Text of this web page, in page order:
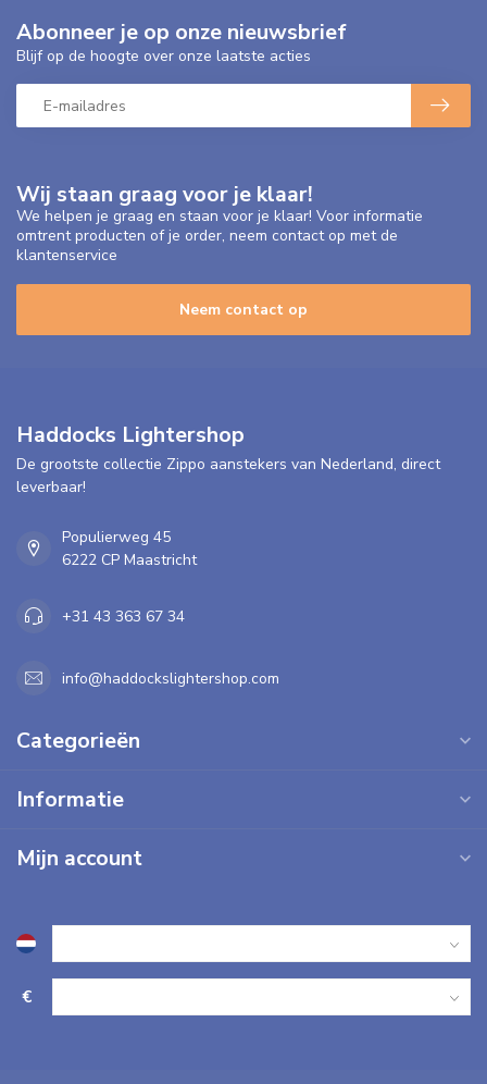
Wij staan graag voor je klaar!
We helpen je graag en staan voor je klaar! Voor informatie
omtrent producten of je order, neem contact op met de
klantenservice
Neem contact op
Abonneer je op onze nieuwsbrief
Blijf op de hoogte over onze laatste acties
Haddocks Lightershop
De grootste collectie Zippo aanstekers van Nederland, direct
leverbaar!
Populierweg 45
6222 CP Maastricht
+31 43 363 67 34
info@haddockslightershop.com
Categorieën
Informatie
Mijn account
€